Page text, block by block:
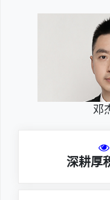
邓
深耕厚